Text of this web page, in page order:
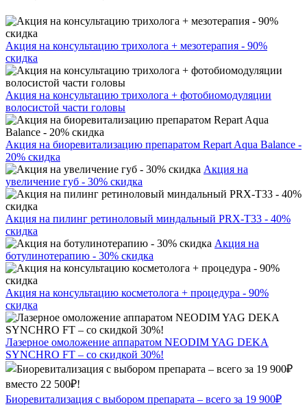
Акция на консультацию трихолога + мезотерапия - 90%
скидка
Акция на консультацию трихолога + фотобиомодуляции
волосистой части головы
Акция на биоревитализацию препаратом Repart Aqua Balance -
20% скидка
Акция на
увеличение губ - 30% скидка
Акция на пилинг ретиноловый миндальный PRX-T33 - 40%
скидка
Акция на
ботулинотерапию - 30% скидка
Акция на консультацию косметолога + процедура - 90%
скидка
Лазерное омоложение аппаратом NEODIM YAG DEKA
SYNCHRO FT – со скидкой 30%!
Биоревитализация с выбором препарата – всего за 19 900₽